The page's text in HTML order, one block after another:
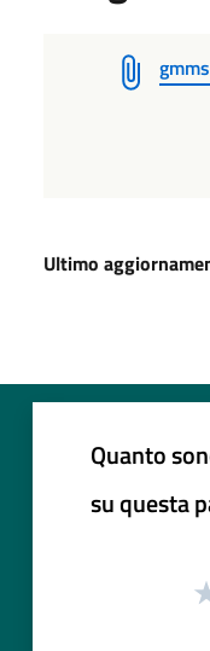
Ultimo
Quanto
su questa